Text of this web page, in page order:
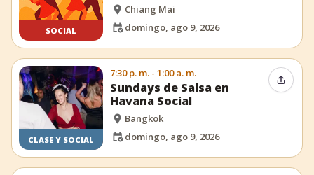
SOCIAL
Chiang Mai
domingo, ago 9, 2026
CLASE Y SOCIAL
7:30 p. m. - 1:00 a. m.
Sundays de Salsa en
Havana Social
Bangkok
domingo, ago 9, 2026